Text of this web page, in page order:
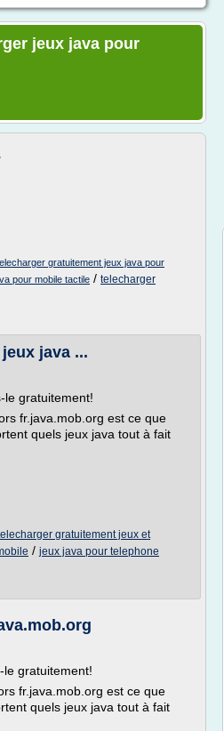
jeux java pour
gratuitement jeux java pour
pour mobile tactile / telecharger
java ...
le gratuitement!
fr.java.mob.org est ce que
quels jeux java tout à fait
gratuitement jeux et
/ jeux java pour telephone
gratuitement!
fr.java.mob.org est ce que
quels jeux java tout à fait